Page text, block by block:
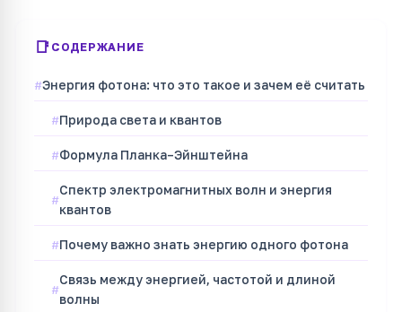
СОДЕРЖАНИЕ
Энергия фотона: что это такое и зачем её считать
Природа света и квантов
Формула Планка–Эйнштейна
Спектр электромагнитных волн и энергия
квантов
Почему важно знать энергию одного фотона
Связь между энергией, частотой и длиной
волны